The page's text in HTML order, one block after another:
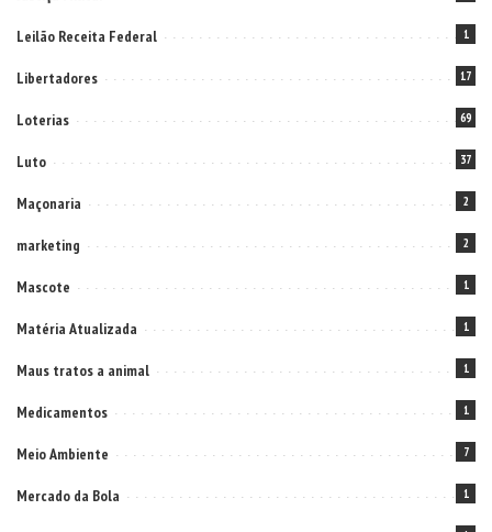
Leilão Receita Federal 1
Libertadores 17
Loterias 69
Luto 37
Maçonaria 2
marketing 2
Mascote 1
Matéria Atualizada 1
Maus tratos a animal 1
Medicamentos 1
Meio Ambiente 7
Mercado da Bola 1